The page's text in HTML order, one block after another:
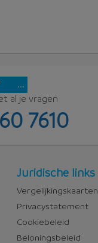
...
al je vragen
7610
Juridisch
Juridische links
Vergelijkingskaarten
Privacystatement
Cookiebeleid
Beloningsbeleid